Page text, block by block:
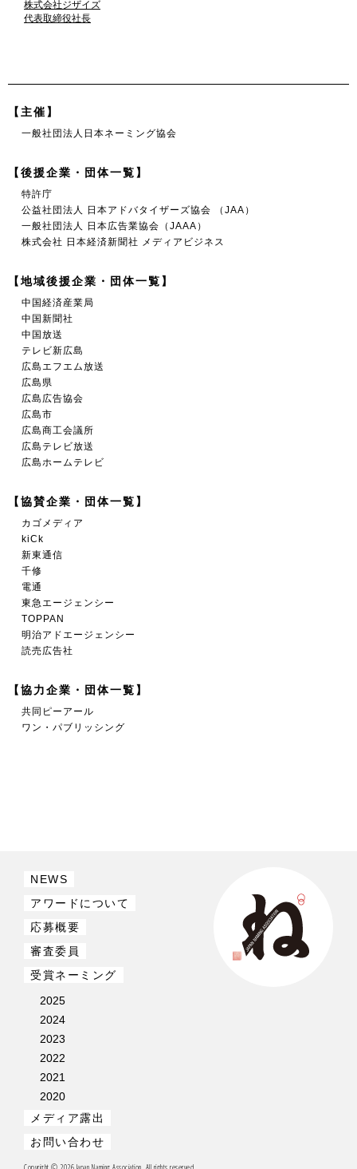
株式会社ジザイズ
代表取締役社長
【主催】
一般社団法人日本ネーミング協会
【後援企業・団体一覧】
特許庁
公益社団法人 日本アドバタイザーズ協会 （JAA）
一般社団法人 日本広告業協会（JAAA）
株式会社 日本経済新聞社 メディアビジネス
【地域後援企業・団体一覧】
中国経済産業局
中国新聞社
中国放送
テレビ新広島
広島エフエム放送
広島県
広島広告協会
広島市
広島商工会議所
広島テレビ放送
広島ホームテレビ
【協賛企業・団体一覧】
カゴメディア
kiCk
新東通信
千修
電通
東急エージェンシー
TOPPAN
明治アドエージェンシー
読売広告社
【協力企業・団体一覧】
共同ピーアール
ワン・パブリッシング
NEWS
アワードについて
応募概要
審査委員
受賞ネーミング
2025
2024
2023
2022
2021
2020
メディア露出
お問い合わせ